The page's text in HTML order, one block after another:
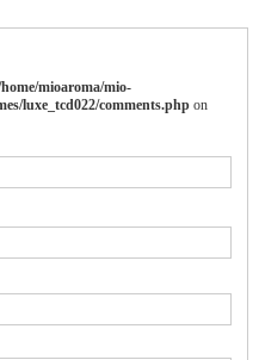
mioaroma/mio-
luxe_tcd022/comments.phpon